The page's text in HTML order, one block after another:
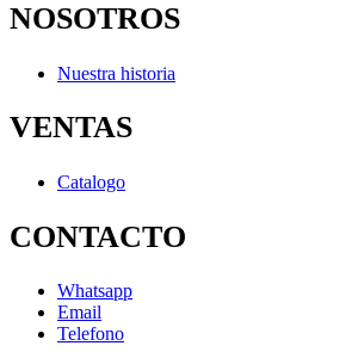
NOSOTROS
Nuestra historia
VENTAS
Catalogo
CONTACTO
Whatsapp
Email
Telefono